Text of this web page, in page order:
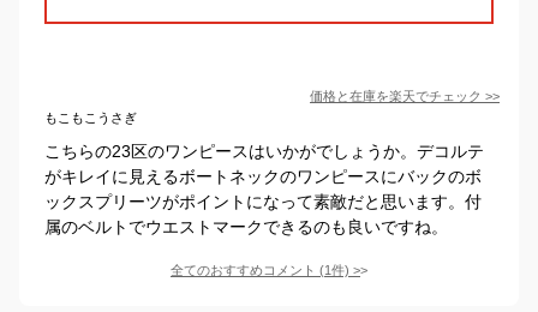
価格と在庫を楽天でチェック >>
もこもこうさぎ
こちらの23区のワンピースはいかがでしょうか。デコルテ
がキレイに見えるボートネックのワンピースにバックのボ
ックスプリーツがポイントになって素敵だと思います。付
属のベルトでウエストマークできるのも良いですね。
全てのおすすめコメント (1件) >